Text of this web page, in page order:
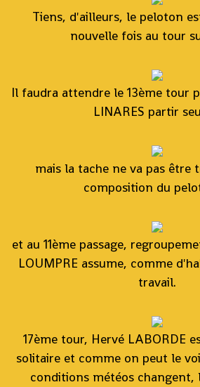
Tiens, d'ailleurs, le peloton
nouvelle fois au tour
Il faudra attendre le 13ème tour
LINARES partir
mais la tache ne va pas être
composition du
et au 11ème passage,
LOUMPRE assume, comme
travail.
17ème tour, Hervé LABORDE
solitaire et comme on peut le
conditions météos changent,